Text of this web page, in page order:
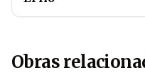
Obras